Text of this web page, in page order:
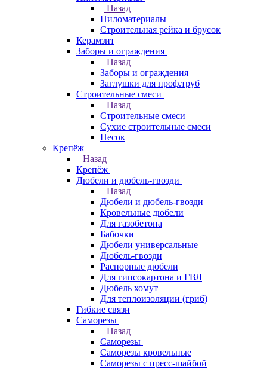
Назад
Пиломатериалы
Строительная рейка и брусок
Керамзит
Заборы и ограждения
Назад
Заборы и ограждения
Заглушки для проф.труб
Строительные смеси
Назад
Строительные смеси
Сухие строительные смеси
Песок
Крепёж
Назад
Крепёж
Дюбели и дюбель-гвозди
Назад
Дюбели и дюбель-гвозди
Кровельные дюбели
Для газобетона
Бабочки
Дюбели универсальные
Дюбель-гвозди
Распорные дюбели
Для гипсокартона и ГВЛ
Дюбель хомут
Для теплоизоляции (гриб)
Гибкие связи
Саморезы
Назад
Саморезы
Саморезы кровельные
Саморезы с пресс-шайбой